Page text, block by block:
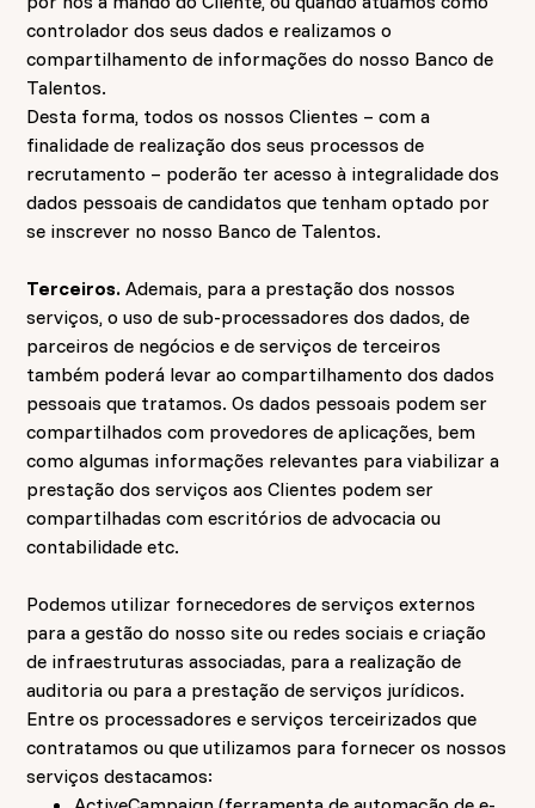
controlador dos seus dados e realizamos o
compartilhamento de informações do nosso Banco de
Talentos.
Desta forma, todos os nossos Clientes – com a
finalidade de realização dos seus processos de
recrutamento – poderão ter acesso à integralidade dos
dados pessoais de candidatos que tenham optado por
se inscrever no nosso Banco de Talentos.
Terceiros.Ademais, para a prestação dos nossos
serviços, o uso de sub-processadores dos dados, de
parceiros de negócios e de serviços de terceiros
também poderá levar ao compartilhamento dos dados
pessoais que tratamos. Os dados pessoais podem ser
compartilhados com provedores de aplicações, bem
como algumas informações relevantes para viabilizar a
prestação dos serviços aos Clientes podem ser
compartilhadas com escritórios de advocacia ou
contabilidade etc.
Podemos utilizar fornecedores de serviços externos
para a gestão do nosso site ou redes sociais e criação
de infraestruturas associadas, para a realização de
auditoria ou para a prestação de serviços jurídicos.
Entre os processadores e serviços terceirizados que
contratamos ou que utilizamos para fornecer os nossos
serviços destacamos: